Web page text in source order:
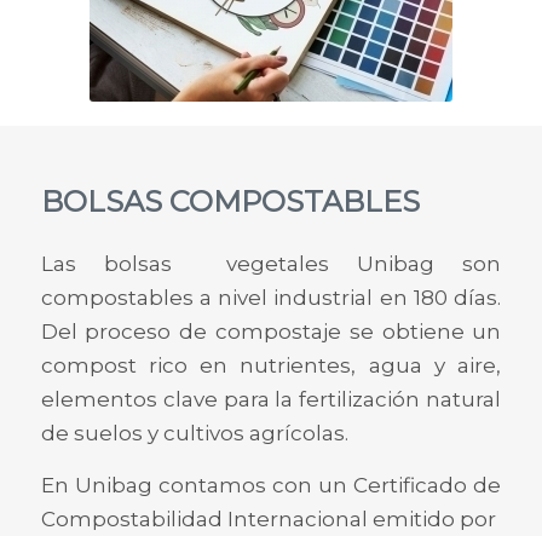
BOLSAS COMPOSTABLES
Las bolsas vegetales Unibag son
compostables a nivel industrial en 180 días.
Del proceso de compostaje se obtiene un
compost rico en nutrientes, agua y aire,
elementos clave para la fertilización natural
de suelos y cultivos agrícolas.
En Unibag contamos con un Certificado de
Compostabilidad Internacional emitido por